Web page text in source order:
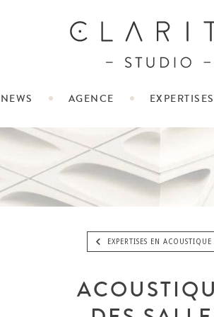
NEWS AGENCE EXPERTISES
EXPERTISES EN ACOUSTIQUE